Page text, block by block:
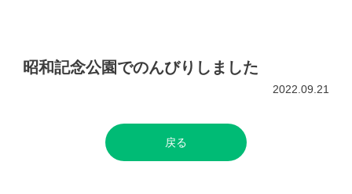
昭和記念公園でのんびりしました
2022.09.21
戻る